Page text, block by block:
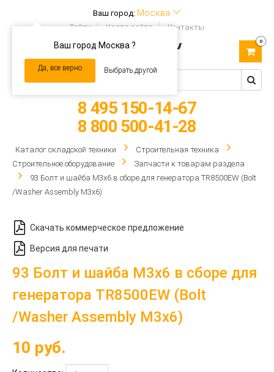
Ваш город: Москва
Ваш город Москва ?
Да, все верно Выбрать другой
Войти Карта сайта Контакты
navigation
0
8 495 150-14-67
8 800 500-41-28
Каталог складской техники
Строительная техника
Строительное оборудование
Запчасти к товарам раздела
93 Болт и шайба M3x6 в сборе для генератора TR8500EW (Bolt
/Washer Assembly M3x6)
Скачать коммерческое предложение
Версия для печати
93 Болт и шайба M3x6 в сборе для
генератора TR8500EW (Bolt
/Washer Assembly M3x6)
10 руб.